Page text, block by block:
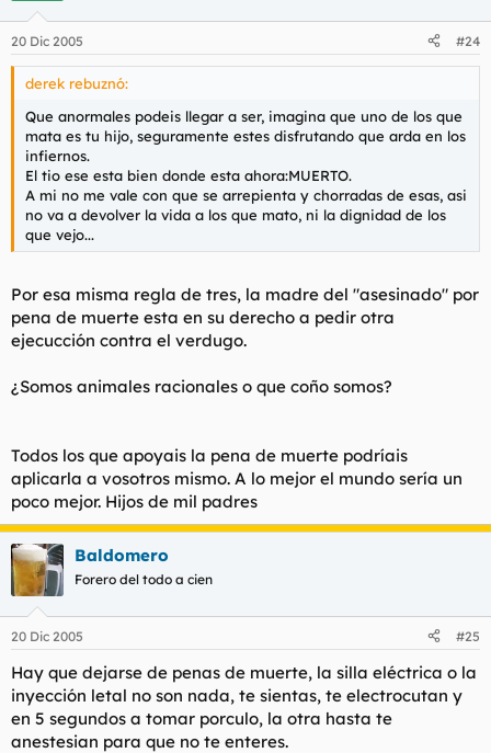
20 Dic 2005 #24
derek rebuznó:
Que anormales podeis llegar a ser, imagina que uno de los que
mata es tu hijo, seguramente estes disfrutando que arda en los
infiernos.
El tio ese esta bien donde esta ahora:MUERTO.
A mi no me vale con que se arrepienta y chorradas de esas, asi
no va a devolver la vida a los que mato, ni la dignidad de los
que vejo...
Por esa misma regla de tres, la madre del "asesinado" por
pena de muerte esta en su derecho a pedir otra
ejecucción contra el verdugo.
¿Somos animales racionales o que coño somos?
Todos los que apoyais la pena de muerte podríais
aplicarla a vosotros mismo. A lo mejor el mundo sería un
poco mejor. Hijos de mil padres
Baldomero
Forero del todo a cien
20 Dic 2005 #25
Hay que dejarse de penas de muerte, la silla eléctrica o la
inyección letal no son nada, te sientas, te electrocutan y
en 5 segundos a tomar porculo, la otra hasta te
anestesian para que no te enteres.